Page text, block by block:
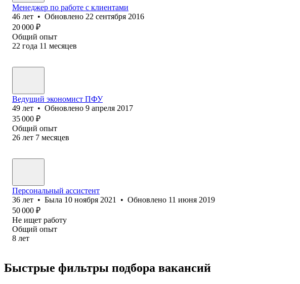
Менеджер по работе с клиентами
46 лет • Обновлено 22 сентября 2016
20 000 ₽
Общий опыт
22 года 11 месяцев
Ведущий экономист ПФУ
49 лет • Обновлено 9 апреля 2017
35 000 ₽
Общий опыт
26 лет 7 месяцев
Персональный ассистент
36 лет • Была 10 ноября 2021 • Обновлено 11 июня 2019
50 000 ₽
Не ищет работу
Общий опыт
8 лет
Быстрые фильтры подбора вакансий